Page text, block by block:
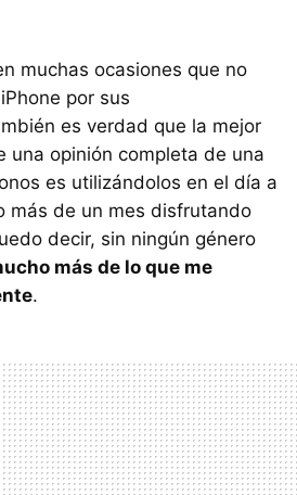
muchas ocasiones que no
por sus
es verdad que la mejor
una opinión completa de una
es utilizándolos en el día a
más de un mes disfrutando
decir, sin ningún género
más de lo que me
.